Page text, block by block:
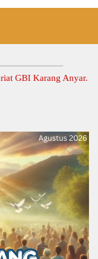
Karang Anyar.